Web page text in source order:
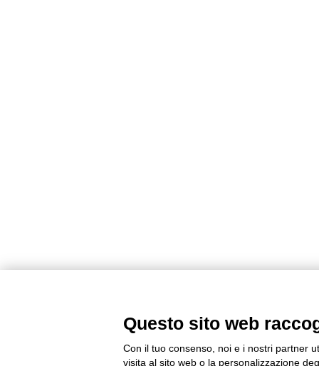
Questo sito web
Con il tuo consenso, noi e i nostri partner
visita al sito web o la personalizzazione